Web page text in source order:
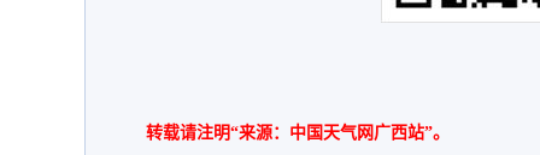
转载请注明“来源：中国天气网广西站”。